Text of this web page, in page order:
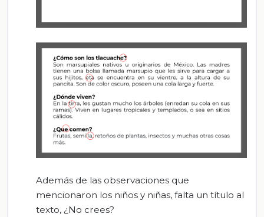
Además de las observaciones que
mencionaron los niños y niñas, falta un título al
texto, ¿No crees?